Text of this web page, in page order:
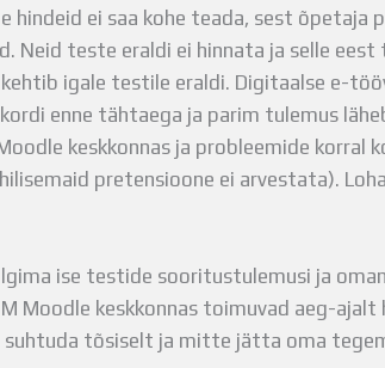
hindeid ei saa kohe teada, sest õpetaja
Neid teste eraldi ei hinnata ja selle
kehtib igale testile eraldi. Digitaalse e-
enne tähtaega ja parim tulemus
keskkonnas ja probleemide korral
pretensioone ei arvestata).
ise testide sooritustulemusi ja
Moodle keskkonnas toimuvad aeg-
tõsiselt ja mitte jätta oma